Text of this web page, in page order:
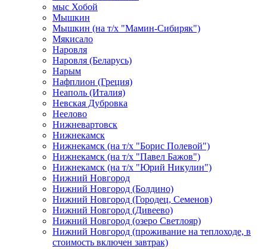
мыс Хобой
Мышкин
Мышкин (на т/х "Мамин-Сибиряк")
Мякисало
Наровля
Наровля (Беларусь)
Нарым
Нафплион (Греция)
Неаполь (Италия)
Невская Дубровка
Неелово
Нижневартовск
Нижнекамск
Нижнекамск (на т/х "Борис Полевой")
Нижнекамск (на т/х "Павел Бажов")
Нижнекамск (на т/х "Юрий Никулин")
Нижний Новгород
Нижний Новгород (Болдино)
Нижний Новгород (Городец, Семенов)
Нижний Новгород (Дивеево)
Нижний Новгород (озеро Светлояр)
Нижний Новгород (проживание на теплоходе, в
стоимость включен завтрак)